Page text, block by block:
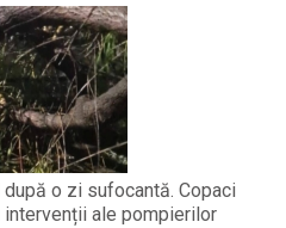
o zi sufocantă. Copaci
intervenții ale pompierilor